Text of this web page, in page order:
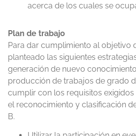
acerca de los cuales se
Plan de trabajo
Para dar cumplimiento al objetivo
planteado las siguientes
generación de nuevo
producción de trabajos de grado
cumplir con los requisitos
el reconocimiento y clasificación
B.